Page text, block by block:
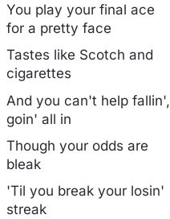
You play your final ace
for a pretty face
Tastes like Scotch and
cigarettes
And you can't help fallin',
goin' all in
Though your odds are
bleak
'Til you break your losin'
streak